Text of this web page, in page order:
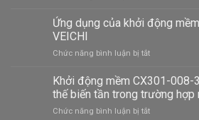
tắc
áp
tiết
kiệm
năng?
Ứng dụng của khởi động
VEICHI
Chức năng bình luận bị tắtở
dụng
của
khởi
động
Khởi động mềm CX301-008-
thế biến tần trong trường hợp
Chức năng bình luận bị tắtở